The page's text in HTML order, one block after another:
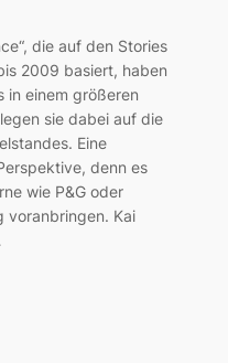
die auf den Stories
2009 basiert, haben
in einem größeren
sie dabei auf die
Eine
denn es
wie P&G oder
voranbringen. Kai